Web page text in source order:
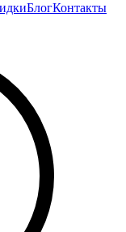
БлогКонтакты